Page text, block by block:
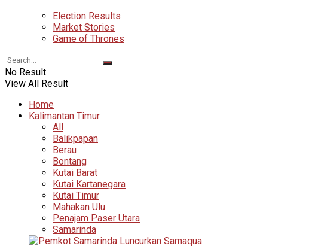
Election Results
Market Stories
Game of Thrones
No Result
View All Result
Home
Kalimantan Timur
All
Balikpapan
Berau
Bontang
Kutai Barat
Kutai Kartanegara
Kutai Timur
Mahakan Ulu
Penajam Paser Utara
Samarinda